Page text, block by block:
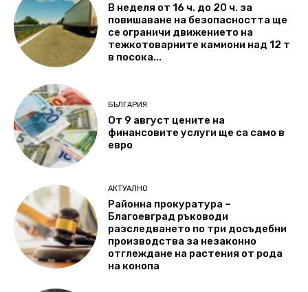
В неделя от 16 ч. до 20 ч. за
повишаване на безопасността ще
се ограничи движението на
тежкотоварните камиони над 12 т
в посока...
БЪЛГАРИЯ
От 9 август цените на
финансовите услуги ще са само в
евро
АКТУАЛНО
Районна прокуратура –
Благоевград ръководи
разследването по три досъдебни
производства за незаконно
отглеждане на растения от рода
на конопа